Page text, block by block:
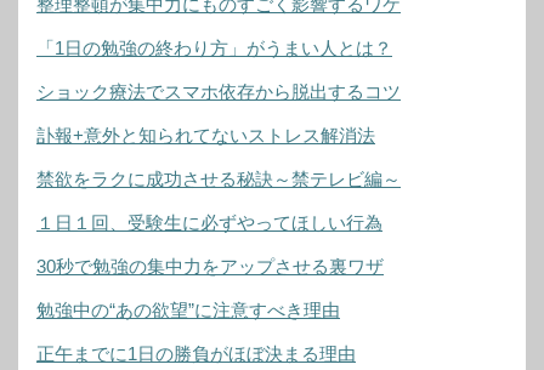
「1日の勉強の終わり方」がうまい人とは？
ショック療法でスマホ依存から脱出するコツ
訃報+意外と知られてないストレス解消法
禁欲をラクに成功させる秘訣～禁テレビ編～
１日１回、受験生に必ずやってほしい行為
30秒で勉強の集中力をアップさせる裏ワザ
勉強中の“あの欲望”に注意すべき理由
正午までに1日の勝負がほぼ決まる理由